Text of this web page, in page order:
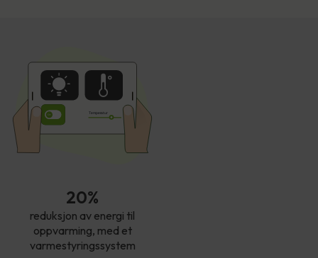
Temperatur
20%
reduksjon av energi til
oppvarming, med et
varmestyringssystem